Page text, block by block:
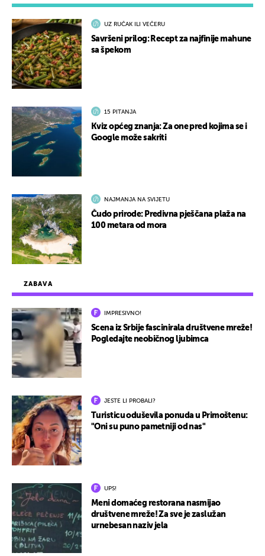
ZABAVA
IMPRESIVNO!
Scena iz Srbije fascinirala društvene mreže!
Pogledajte neobičnog ljubimca
JESTE LI PROBALI?
Turisticu oduševila ponuda u Primoštenu:
"Oni su puno pametniji od nas"
UPS!
Meni domaćeg restorana nasmijao
društvene mreže! Za sve je zaslužan
urnebesan naziv jela
UZ RUČAK ILI VEČERU
Savršeni prilog: Recept za najfinije mahune
sa špekom
15 PITANJA
Kviz općeg znanja: Za one pred kojima se i
Google može sakriti
NAJMANJA NA SVIJETU
Čudo prirode: Predivna pješčana plaža na
100 metara od mora